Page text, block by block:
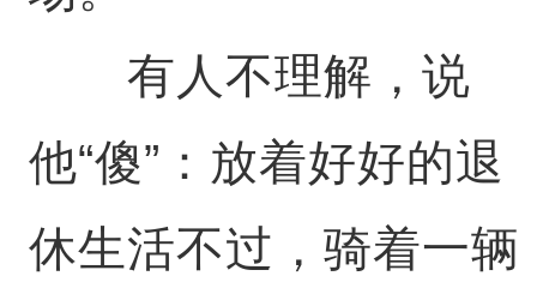
有人不理解，说
他“傻”：放着好好的退
休生活不过，骑着一辆